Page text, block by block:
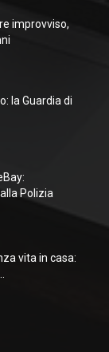
improvviso,
la Guardia di
Polizia
vita in casa: